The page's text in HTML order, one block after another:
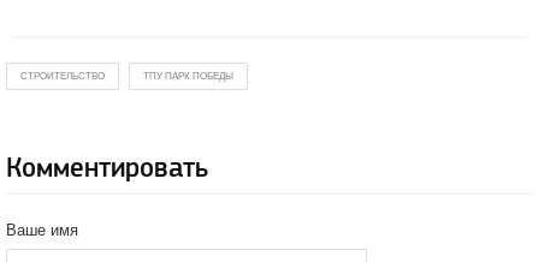
СТРОИТЕЛЬСТВО ТПУ ПАРК ПОБЕДЫ
Комментировать
Ваше имя